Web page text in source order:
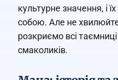
культурне значення, і
собою. Але не
розкриємо всі
смаколиків.